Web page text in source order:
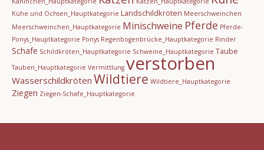
Kühe und Ochsen_Hauptkategorie Landschildkröten Meerschweinchen
Meerschweinchen_Hauptkategorie Minischweine Pferde Pferde-
Ponys_Hauptkategorie Ponys Regenbogenbrücke_Hauptkategorie Rinder
Schafe Schildkröten_Hauptkategorie Schweine_Hauptkategorie Taube
Tauben_Hauptkategorie Vermittlung verstorben
Wasserschildkröten Wildtiere Wildtiere_Hauptkategorie
Ziegen Ziegen-Schafe_Hauptkategorie